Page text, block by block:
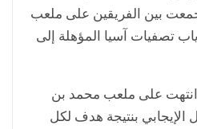
بين الفريقين على ملعب
تصفيات آسيا المؤهلة إلى
انتهت على ملعب محمد بن
الإيجابي بنتيجة هدف لكل